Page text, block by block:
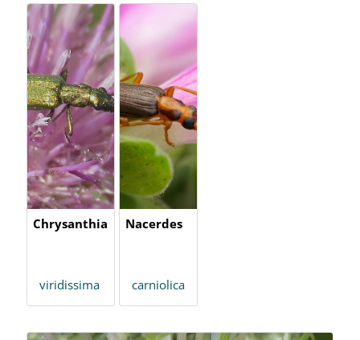
Chrysanthia
viridissima
Nacerdes
carniolica